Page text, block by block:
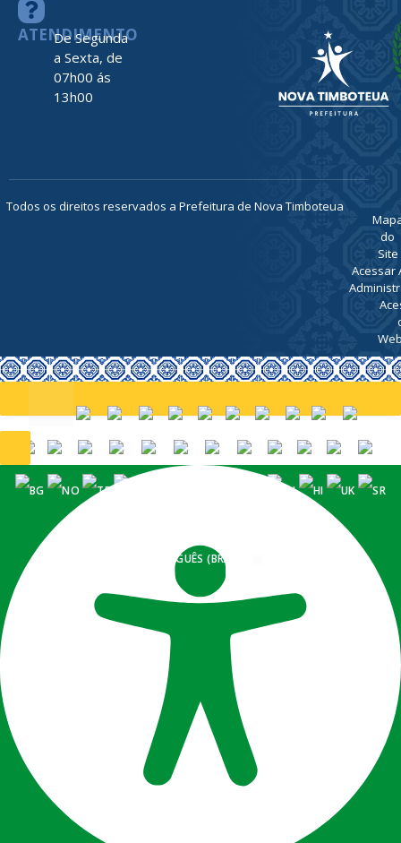
ATENDIMENTO
De Segunda
a Sexta, de
07h00 ás
13h00
Todos os direitos reservados a Prefeitura de Nova Timboteua
do
Site
Acessar